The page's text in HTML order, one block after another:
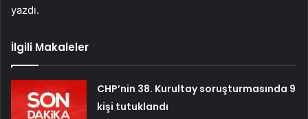
yazdı.
İlgili Makaleler
CHP’nin 38. Kurultay soruşturmasında 9
kişi tutuklandı